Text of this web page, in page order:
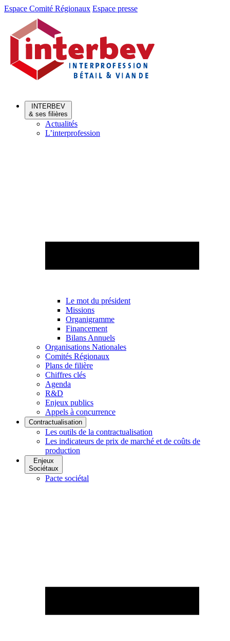
Aller
Aller
contenu
Espace Comité Régionaux Espace presse
INTERBEV
& ses filières
Actualités
L’interprofession
Le mot du président
Missions
Organigramme
Financement
Bilans Annuels
Organisations Nationales
Comités Régionaux
Plans de filière
Chiffres clés
Agenda
R&D
Enjeux publics
Appels à concurrence
Contractualisation
Les outils de la contractualisation
Les indicateurs de prix de marché et de coûts de
production
Enjeux
Sociétaux
Pacte sociétal